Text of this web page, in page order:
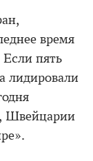
время
пять
лидировали
Швейцарии